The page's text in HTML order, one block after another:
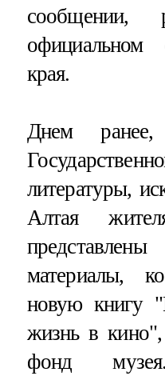
сообщении,
официальном
края.
Днем
литературы,
Алтая
материалы,
новую книгу
жизнь в
фонд